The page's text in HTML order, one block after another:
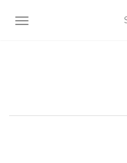
SCHALTE NAVIGATION